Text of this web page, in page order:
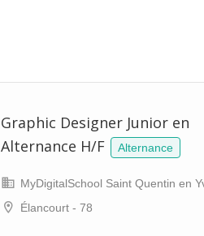
Graphic Designer Junior en
Alternance H/F
Alternance
MyDigitalSchool Saint Quentin en
Élancourt - 78